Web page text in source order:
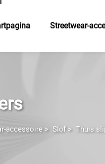
Streetwear-
accessoire> Slof> Thuis